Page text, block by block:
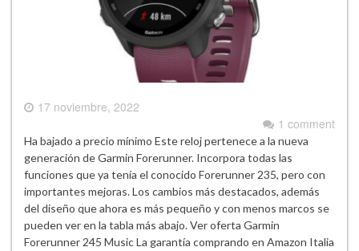
17 noviembre, 2022
1 comment
Ha bajado a precio mínimo Este reloj pertenece a la nueva
generación de Garmin Forerunner. Incorpora todas las
funciones que ya tenía el conocido Forerunner 235, pero con
importantes mejoras. Los cambios más destacados, además
del diseño que ahora es más pequeño y con menos marcos se
pueden ver en la tabla más abajo. Ver oferta Garmin
Forerunner 245 Music La garantía comprando en Amazon Italia